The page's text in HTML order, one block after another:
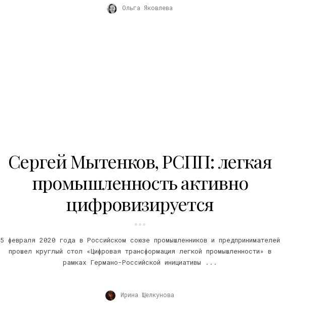
Ольга Яковлева
Сергей Мытенков, РСПП: легкая
промышленность активно
цифровизируется
5 февраля 2020 года в Российском союзе промышленников и предпринимателей
прошел круглый стол «Цифровая трансформация легкой промышленности» в
рамках Германо-Российской инициативы ...
Ирина Щелкунова